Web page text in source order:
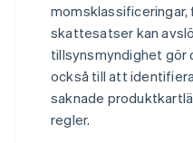
skattesatser kan
tillsynsmyndighet gör
också till att
saknade
regler.